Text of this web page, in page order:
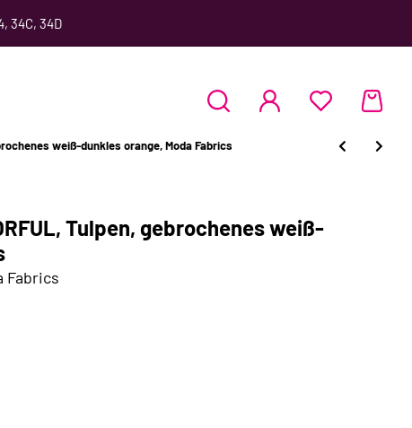
34C, 34D
weiß-dunkles orange, Moda Fabrics
Tulpen, gebrochenes weiß-
Fabrics